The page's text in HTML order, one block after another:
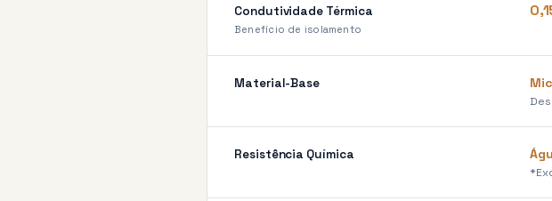
Condutividade Térmica
Benefício de isolamento
Material-Base
Resistência Química